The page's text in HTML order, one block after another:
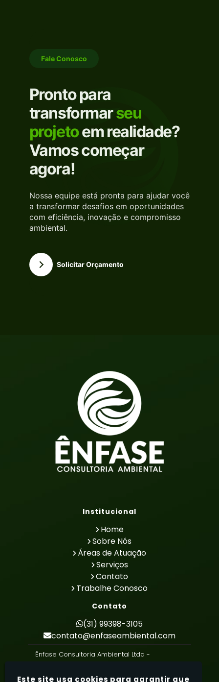
Fale Conosco
Pronto para
transformarseu
projetoem realidade?
Vamos começar
agora!
Nossa equipe está pronta para ajudar você
a transformar desafios em oportunidades
com eficiência, inovação e compromisso
ambiental.
Solicitar Orçamento
Institucional
Home
Sobre Nós
Áreas de Atuação
Serviços
Contato
Trabalhe Conosco
Contato
(31) 99398-3105
contato@enfaseambiental.com
Ênfase Consultoria Ambiental Ltda -
Este site usa cookies para garantir que